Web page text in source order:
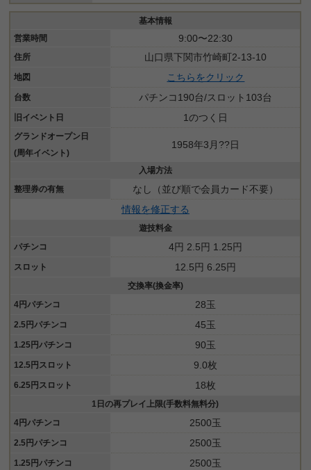
基本情報
営業時間
9:00〜22:30
住所 山口県下関市竹崎町2-13-10
地図 こちらをクリック
台数 パチンコ190台/スロット103台
旧イベント日 1のつく日
グランドオープン日
(周年イベント)
1958年3月??日
入場方法
整理券の有無
なし（並び順で会員カード不要）
情報を修正する
遊技料金
パチンコ
4円 2.5円 1.25円
スロット 12.5円 6.25円
交換率(換金率)
4円パチンコ
28玉
2.5円パチンコ 45玉
1.25円パチンコ 90玉
12.5円スロット 9.0枚
6.25円スロット 18枚
1日の再プレイ上限(手数料無料分)
4円パチンコ
2500玉
2.5円パチンコ 2500玉
1.25円パチンコ 2500玉